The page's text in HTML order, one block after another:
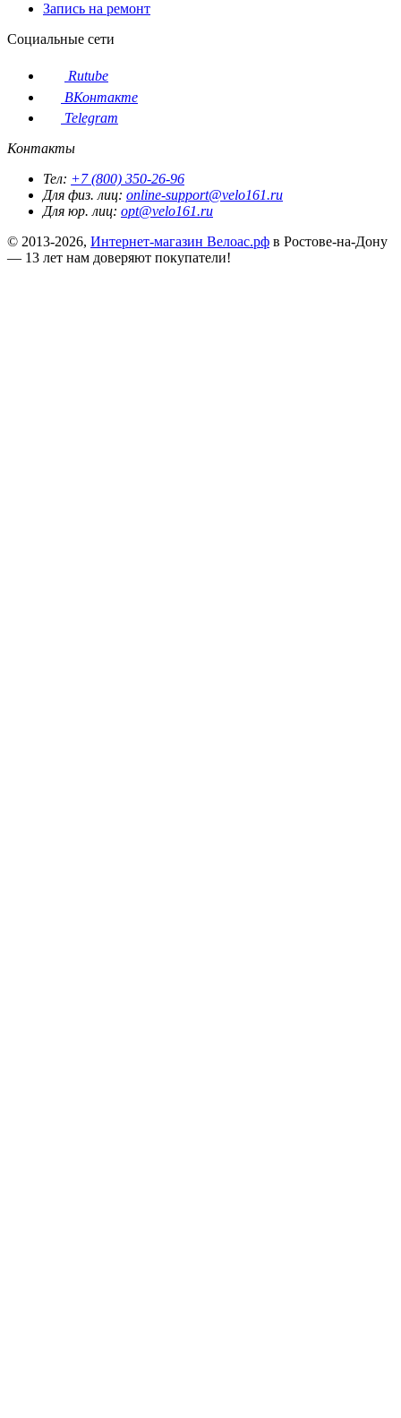
Запись на ремонт
Социальные сети
Rutube
ВКонтакте
Telegram
Контакты
Тел: +7 (800) 350-26-96
Для физ. лиц: online-support@velo161.ru
Для юр. лиц: opt@velo161.ru
© 2013-2026, Интернет-магазин Велоас.рф в Ростове-на-Дону
— 13 лет нам доверяют покупатели!